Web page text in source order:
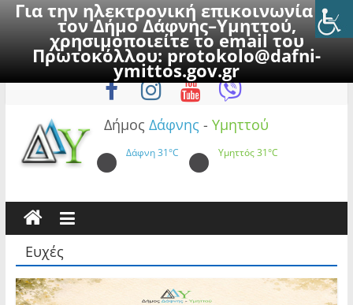
Για την ηλεκτρονική επικοινωνία με
τον Δήμο Δάφνης–Υμηττού,
χρησιμοποιείτε το email του
Πρωτοκόλλου:protokolo@dafni-
ymittos.gov.gr
to
Σάββατο, 8 Αυγούστου 2026
Δήμος Δάφνης - Υμηττού
Δάφνη31°C Υμηττός31°C
Ευχές